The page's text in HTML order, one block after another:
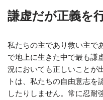
謙虚だが正義を
私たちの主であり救い主で
で地上に生きた中で最も謙
況においても正しいことが
トは、私たちの自由意志を
したりしません。常に忍耐